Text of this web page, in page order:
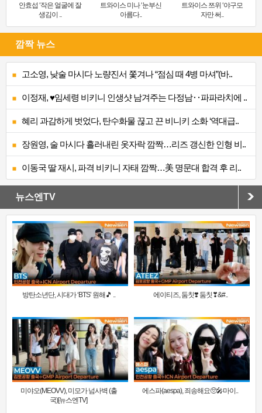
안효섭 ‘작은 얼굴에 잘
생김이 ..
트와이스 미나 ‘눈부신
아름다..
트와이스 쯔위 ‘야구모
자만 써..
깜짝 뉴스
고소영, 낮술 마시다 노량진서 쫓겨나 “점심 때 4병 마셔”(바..
이정재, ♥임세령 비키니 인생샷 남겨주는 다정남‥파파라치에 ..
혜리 과감하게 벗었다, 탄수화물 끊고 끈 비니키 소화 ‘역대급..
장원영, 술 마시다 흘러내린 옷자락 깜짝…리즈 갱신한 인형 비..
이동국 딸 재시, 파격 비키니 자태 깜짝…美 명문대 합격 후 리..
뉴스엔TV
방탄소년단, 시대가 ‘BTS’ 원해🎵 .. 에이티즈, 둠칫❣️ 둠칫❣&#..
미야오(MEOVV), 미모가 넘사벽 (출
국)[뉴스엔TV]
에스파(aespa), 죄송해요🥺🎤마이..